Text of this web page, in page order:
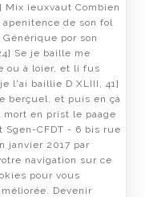
Mix ieuxvaut Combien
de son fol
por son
Se je baille me
ou à loier, et li fus
l'ai baillie D XLIII, 41]
berçuel, et puis en çà
en prist le paage
Sgen-CFDT - 6 bis rue
janvier 2017 par
navigation sur ce
pour vous
Devenir